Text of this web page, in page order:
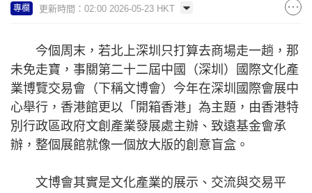
專欄 更新時間：02:00 2026-05-23 HKT
今個周末，若北上深圳只打算去商場走一趟，那
未免走寶，事關第二十二屆中國（深圳）國際文化產
業博覽交易會（下稱文博會）今年在深圳國際會展中
心舉行，香港館更以「開箱香港」為主題，由香港特
別行政區政府文創產業發展處主辦、致遠基金會承
辦，整個展館就像一個放大版的創意盲盒。
文博會其實是文化產業的展示、交流與交易平